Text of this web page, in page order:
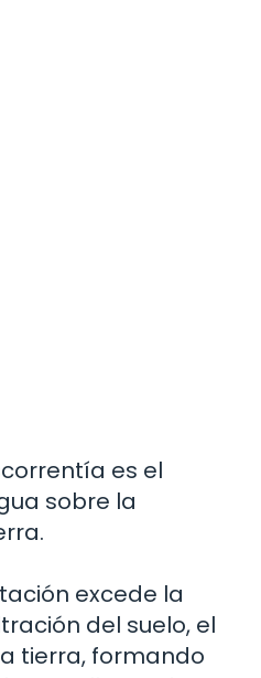
es el
sobre la
excede la
del suelo, el
tierra, formando